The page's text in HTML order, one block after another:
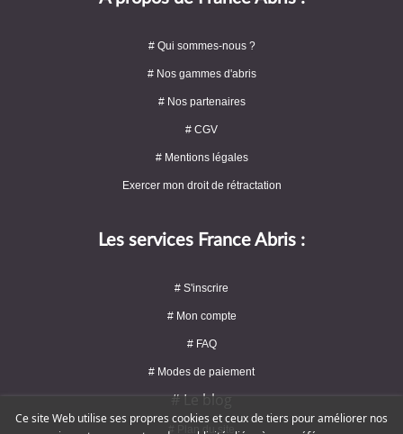
# Qui sommes-nous ?
# Nos gammes d'abris
# Nos partenaires
# CGV
# Mentions légales
Exercer mon droit de rétractation
Les services France Abris :
# S'inscrire
# Mon compte
# FAQ
# Modes de paiement
# Le blog
# Plan du site
Ce site Web utilise ses propres cookies et ceux de tiers pour améliorer nos